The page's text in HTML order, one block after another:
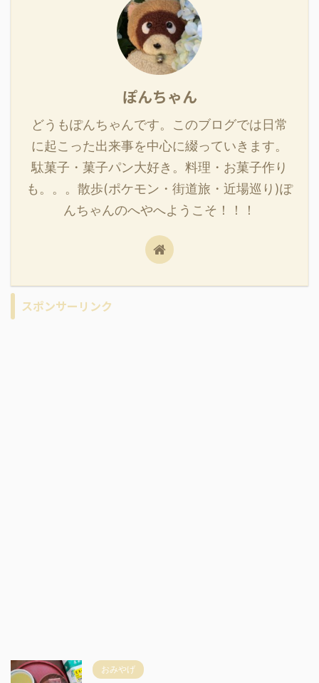
ぽんちゃん
どうもぽんちゃんです。このブログでは日常
に起こった出来事を中心に綴っていきます。
駄菓子・菓子パン大好き。料理・お菓子作り
も。。。散歩(ポケモン・街道旅・近場巡り)ぽ
んちゃんのへやへようこそ！！！
スポンサーリンク
おみやげ